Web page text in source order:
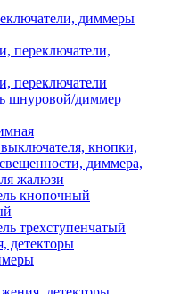
диммеры
переключатели,
переключатели
шнуровой/диммер
кнопки,
диммера,
жалюзи
кнопочный
трехступенчатый
детекторы